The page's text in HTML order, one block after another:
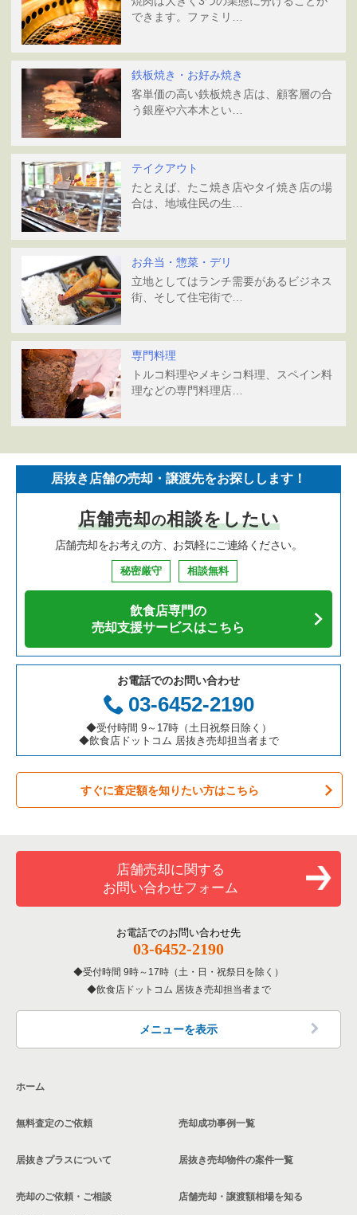
できます。ファミリ…
鉄板焼き・お好み焼き
客単価の高い鉄板焼き店は、顧客層の合
う銀座や六本木とい…
テイクアウト
たとえば、たこ焼き店やタイ焼き店の場
合は、地域住民の生…
お弁当・惣菜・デリ
立地としてはランチ需要があるビジネス
街、そして住宅街で…
専門料理
トルコ料理やメキシコ料理、スペイン料
理などの専門料理店…
居抜き店舗の売却・譲渡先をお探しします！
店舗売却の相談をしたい
店舗売却をお考えの方、お気軽にご連絡ください。
秘密厳守 相談無料
飲食店専門の
売却支援サービスはこちら
お電話でのお問い合わせ
03-6452-2190
◆受付時間 9～17時（土日祝祭日除く）
◆飲食店ドットコム 居抜き売却担当者まで
すぐに査定額を知りたい方はこちら
店舗売却に関する
お問い合わせフォーム
お電話でのお問い合わせ先
03-6452-2190
受付時間 9時～17時（土・日・祝祭日を除く）
飲食店ドットコム 居抜き売却担当者まで
メニューを表示
ホーム
無料査定のご依頼
居抜きプラスについて
売却のご依頼・ご相談
売却成功事例一覧
居抜き売却物件の案件一覧
店舗売却・譲渡額相場を知る